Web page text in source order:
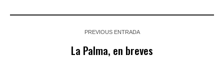
PREVIOUS ENTRADA
La Palma, en breves